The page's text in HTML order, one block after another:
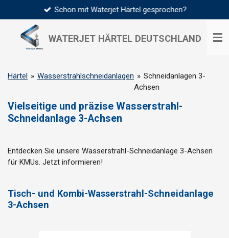
Hauptinhalt
springen
WATERJET HÄRTEL DEUTSCHLAND
Schon mit Waterjet Härtel gesprochen?
Härtel » Wasserstrahlschneidanlagen » Schneidanlagen 3-
Achsen
Vielseitige und präzise Wasserstrahl-
Schneidanlage 3-Achsen
Entdecken Sie unsere Wasserstrahl-Schneidanlage 3-Achsen
für KMUs. Jetzt informieren!
Tisch- und Kombi-Wasserstrahl-Schneidanlage
3-Achsen